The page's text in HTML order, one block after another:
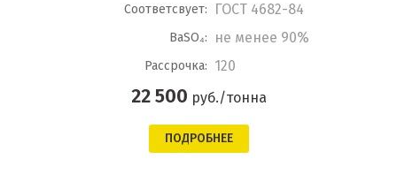
Соответсвует: ГОСТ 4682-84
BaSO₄: не менее 90%
Рассрочка: 120
22 500 руб./тонна
ПОДРОБНЕЕ